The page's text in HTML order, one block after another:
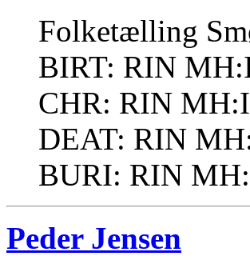
Folketælling
BIRT: RIN
CHR: RIN
DEAT: RIN
BURI: RIN
Peder Jensen